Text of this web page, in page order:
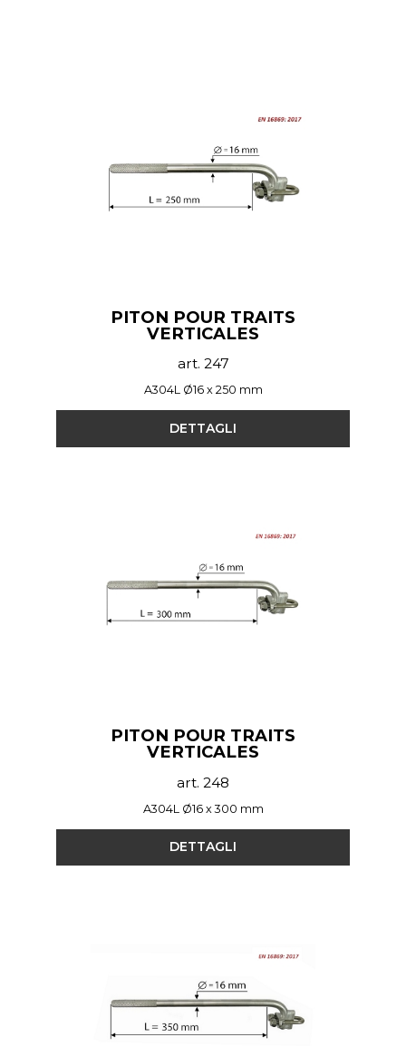
PITON POUR TRAITS
VERTICALES
art. 247
A304L Ø16 x 250 mm
DETTAGLI
PITON POUR TRAITS
VERTICALES
art. 248
A304L Ø16 x 300 mm
DETTAGLI